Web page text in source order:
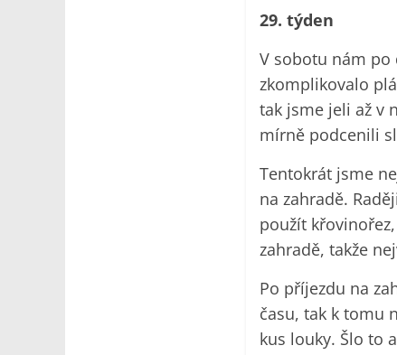
29. týden
V sobotu nám po
zkomplikovalo
tak jsme jeli až v
mírně podcenili
Tentokrát jsme
na zahradě.
použít
zahradě, takže
Po příjezdu na
času, tak k tomu
kus louky. Šlo to